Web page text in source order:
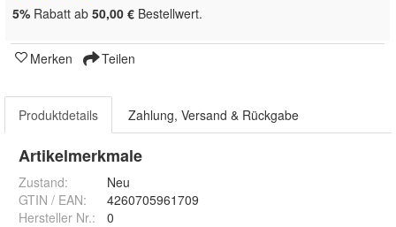
5% Rabatt ab 50,00 € Bestellwert.
Merken Teilen
Produktdetails Zahlung, Versand & Rückgabe
Artikelmerkmale
Zustand:
Neu
GTIN / EAN:
4260705961709
Hersteller Nr.:
0